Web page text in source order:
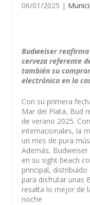
06/01/2025 |
Budweiser
cerveza referente
también su
electrónica en la
Con su primera
Mar del Plata, Bud
de verano 2025.
internacionales, la
un mes de pura
Además,
en su sight beach
principal,
para disfrutar unas
resalta lo mejor de
noche